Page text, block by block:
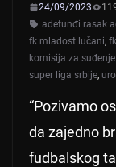
24/09/2023
adetunđi rasak
fk mladost lučani,
komisija za
super liga srbije,
“Pozivamo
da zajedno
fudbalskog